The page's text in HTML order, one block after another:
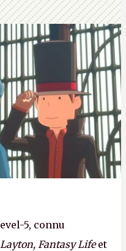
5, connu
Fantasy Lifeet